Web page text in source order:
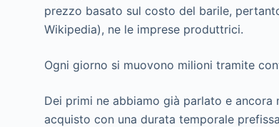
prezzo basato sul costo del barile,
Wikipedia), ne le imprese produttrici.
Ogni giorno si muovono milioni tramite
Dei primi ne abbiamo già parlato e
acquisto con una durata temporale